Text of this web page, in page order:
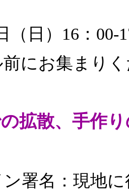
（日）16：00-
にお集まり
の拡散、手作
署名：現地